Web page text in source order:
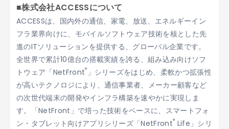
■株式会社ACCESSについて
ACCESSは、国内外の通信、家電、放送、エネルギーイン
フラ業界向けに、モバイルソフトウェア技術を核とした先
進のITソリューションを提供する、グローバル企業です。
全世界で累計10億台の搭載実績を誇る、組み込み向けソフ
トウェア「NetFront® 」シリーズをはじめ、柔軟かつ拡張性
が高いテクノロジにより、通信事業者、メーカー顧客など
の次世代端末の開発やインフラ構築を速やかに実現しま
す。「NetFront」で培った技術をベースに、スマートフォ
ン・タブレット向けアプリシリーズ「NetFront® Life」シリ